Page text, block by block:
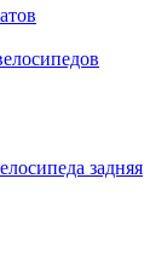
задняя